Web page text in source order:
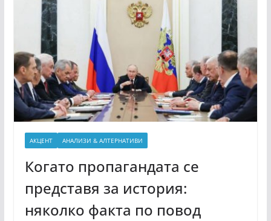
АКЦЕНТ АНАЛИЗИ & АЛТЕРНАТИВИ
Когато пропагандата се
представя за история:
няколко факта по повод